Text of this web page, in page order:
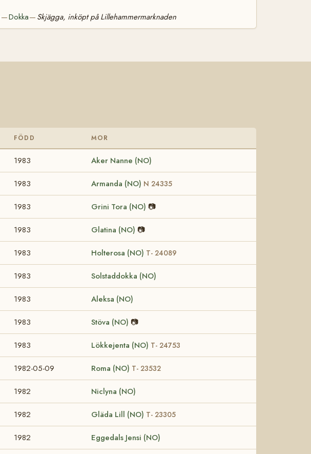
—Dokka— Skjägga, inköpt på Lillehammermarknaden
FÖDD MOR
1983 Aker Nanne (NO)
1983 Armanda (NO) N 24335
1983 Grini Tora (NO) 📷
1983 Glatina (NO) 📷
1983 Holterosa (NO) T- 24089
1983 Solstaddokka (NO)
1983 Aleksa (NO)
1983 Stöva (NO) 📷
1983 Lökkejenta (NO) T- 24753
1982-05-09 Roma (NO) T- 23532
1982 Niclyna (NO)
1982 Gläda Lill (NO) T- 23305
1982 Eggedals Jensi (NO)